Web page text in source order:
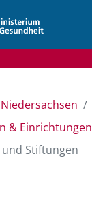
& Einrichtungen
Stiftungen